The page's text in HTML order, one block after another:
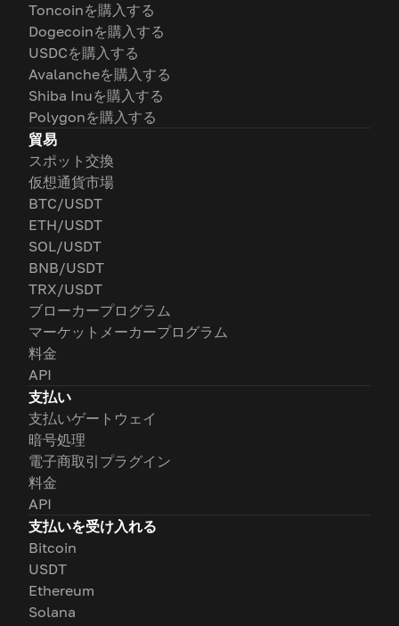
Toncoinを購入する
Dogecoinを購入する
USDCを購入する
Avalancheを購入する
Shiba Inuを購入する
Polygonを購入する
貿易
スポット交換
仮想通貨市場
BTC/USDT
ETH/USDT
SOL/USDT
BNB/USDT
TRX/USDT
ブローカープログラム
マーケットメーカープログラム
料金
API
支払い
支払いゲートウェイ
暗号処理
電子商取引プラグイン
料金
API
支払いを受け入れる
Bitcoin
USDT
Ethereum
Solana